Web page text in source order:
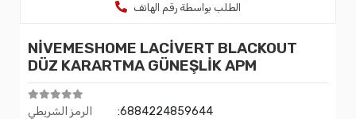
الطلب بواسطة رقم الهاتف
NİVEMESHOME LACİVERT BLACKOUT
DÜZ KARARTMA GÜNEŞLİK APM
الرمز الشريطي
:6884224859644